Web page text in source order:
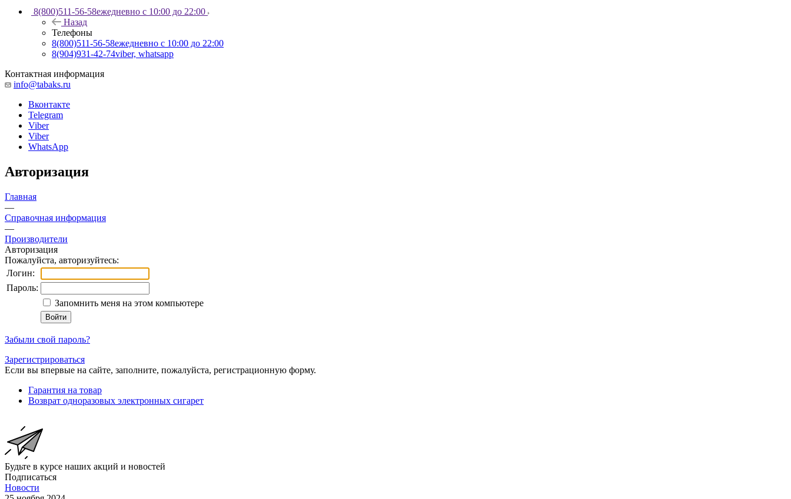
8(800)511-56-58ежедневно с 10:00 до 22:00
Назад
Телефоны
8(800)511-56-58ежедневно с 10:00 до 22:00
8(904)931-42-74viber, whatsapp
Контактная информация
info@tabaks.ru
Вконтакте
Telegram
Viber
Viber
WhatsApp
Авторизация
Главная
—
Справочная информация
—
Производители
Авторизация
Пожалуйста, авторизуйтесь:
Логин:
Пароль:
Запомнить меня на этом компьютере
Забыли свой пароль?
Зарегистрироваться
Если вы впервые на сайте, заполните, пожалуйста, регистрационную форму.
Гарантия на товар
Возврат одноразовых электронных сигарет
Будьте в курсе наших акций и новостей
Подписаться
Новости